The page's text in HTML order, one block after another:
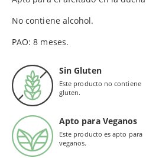
No contiene alcohol.
PAO: 8 meses.
Sin Gluten
Este producto no contiene
gluten.
Apto para Veganos
Este producto es apto para
veganos.